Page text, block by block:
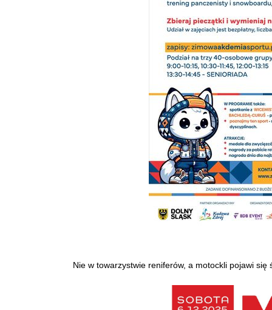
Nie w towarzystwie reniferów, a motockli pojawi się